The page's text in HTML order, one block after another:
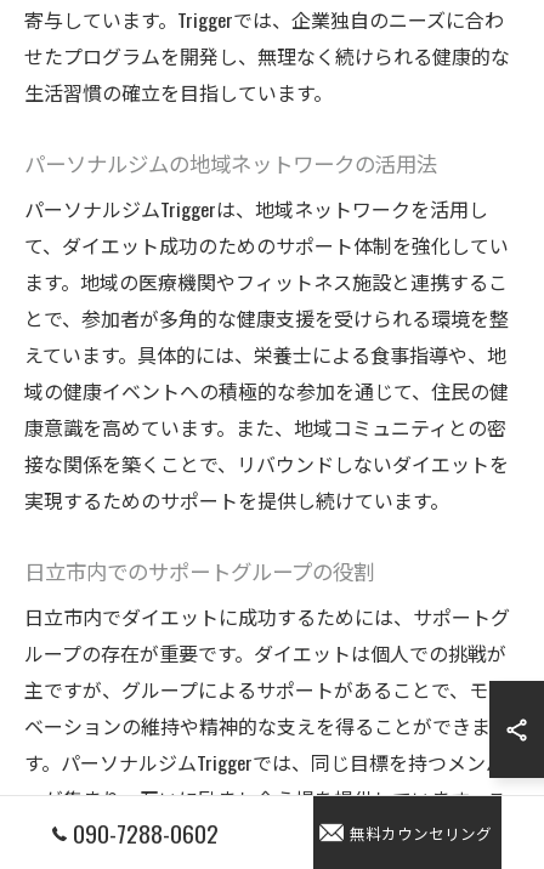
寄与しています。Triggerでは、企業独自のニーズに合わ
せたプログラムを開発し、無理なく続けられる健康的な
生活習慣の確立を目指しています。
パーソナルジムの地域ネットワークの活用法
パーソナルジムTriggerは、地域ネットワークを活用し
て、ダイエット成功のためのサポート体制を強化してい
ます。地域の医療機関やフィットネス施設と連携するこ
とで、参加者が多角的な健康支援を受けられる環境を整
えています。具体的には、栄養士による食事指導や、地
域の健康イベントへの積極的な参加を通じて、住民の健
康意識を高めています。また、地域コミュニティとの密
接な関係を築くことで、リバウンドしないダイエットを
実現するためのサポートを提供し続けています。
日立市内でのサポートグループの役割
日立市内でダイエットに成功するためには、サポートグ
ループの存在が重要です。ダイエットは個人での挑戦が
主ですが、グループによるサポートがあることで、モチ
ベーションの維持や精神的な支えを得ることができま
す。パーソナルジムTriggerでは、同じ目標を持つメンバ
ーが集まり、互いに励まし合う場を提供しています。こ
れにより、一人では乗り越えられない壁をともに克服す
090-7288-0602 無料カウンセリング